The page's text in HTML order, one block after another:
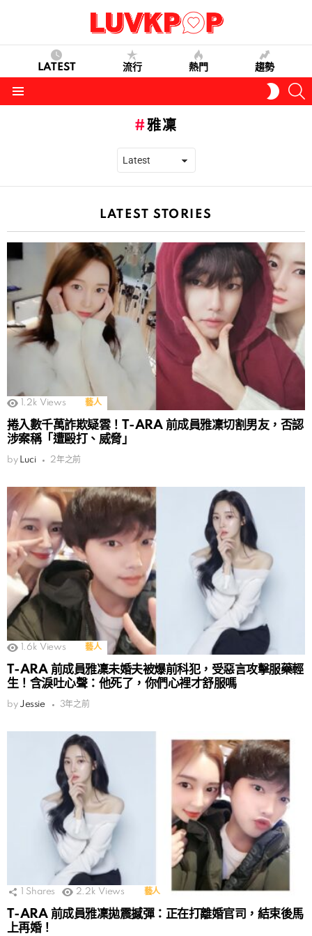
LATEST 流行 熱門 趨勢
SKIN
雅凜
LATEST STORIES
1.2k Views 藝人
捲入數千萬詐欺疑雲！T-ARA 前成員雅凜切割男友，否認
涉案稱「遭毆打、威脅」
by Luci 2年之前
1.6k Views 藝人
T-ARA 前成員雅凜未婚夫被爆前科犯，受惡言攻擊服藥輕
生！含淚吐心聲：他死了，你們心裡才舒服嗎
by Jessie 3年之前
Shares 2.2k Views 藝人
T-ARA 前成員雅凜拋震撼彈：正在打離婚官司，結束後馬
上再婚！